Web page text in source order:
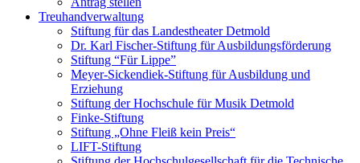
Treuhandverwaltung
Stiftung für das Landestheater Detmold
Dr. Karl Fischer-Stiftung für Ausbildungsförderung
Stiftung “Für Lippe”
Meyer-Sickendiek-Stiftung für Ausbildung und
Erziehung
Stiftung der Hochschule für Musik Detmold
Finke-Stiftung
Stiftung „Ohne Fleiß kein Preis“
LIFT-Stiftung